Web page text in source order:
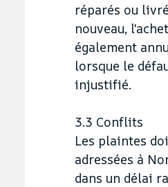
réparés ou
nouveau,
également
lorsque le
injustifié.
3.3 Conflits
Les plaintes
adressées à
dans un délai